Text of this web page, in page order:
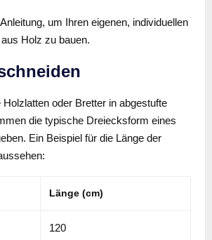
um Ihren eigenen, individuellen
Holz zu bauen.
Holzlatten oder Bretter in abgestufte
die typische Dreiecksform eines
Ein Beispiel für die Länge der
Länge (cm)
120